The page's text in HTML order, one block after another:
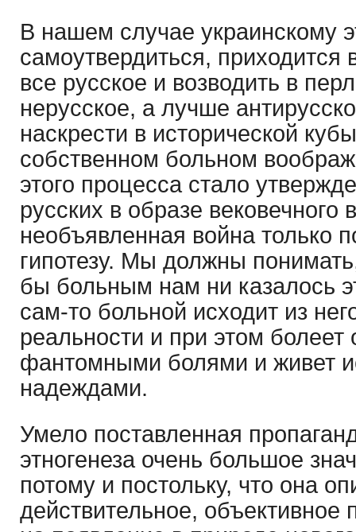
В нашем случае украинскому
самоутвердиться, приходится
все русское и возводить в
нерусское, а лучше
наскрести в исторической
собственном больном
этого процесса стало
русских в образе
необъявленная война только
гипотезу. Мы должны
бы больным нам ни казалось
сам-то больной исходит из
реальности и при этом болеет
фантомными болями и живет
надеждами.
Умело поставленная
этногенеза очень большое
потому и постольку, что она
действительное,